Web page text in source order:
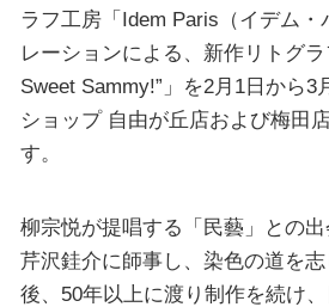
ラフ工房「Idem Paris（イデム・
レーションによる、新作リトグ
Sweet Sammy!”」を2月1日から3
ショップ 自由が丘店および梅田
す。
柳宗悦が提唱する「民藝」との出
芹沢銈介に師事し、染色の道を
後、50年以上に渡り制作を続け